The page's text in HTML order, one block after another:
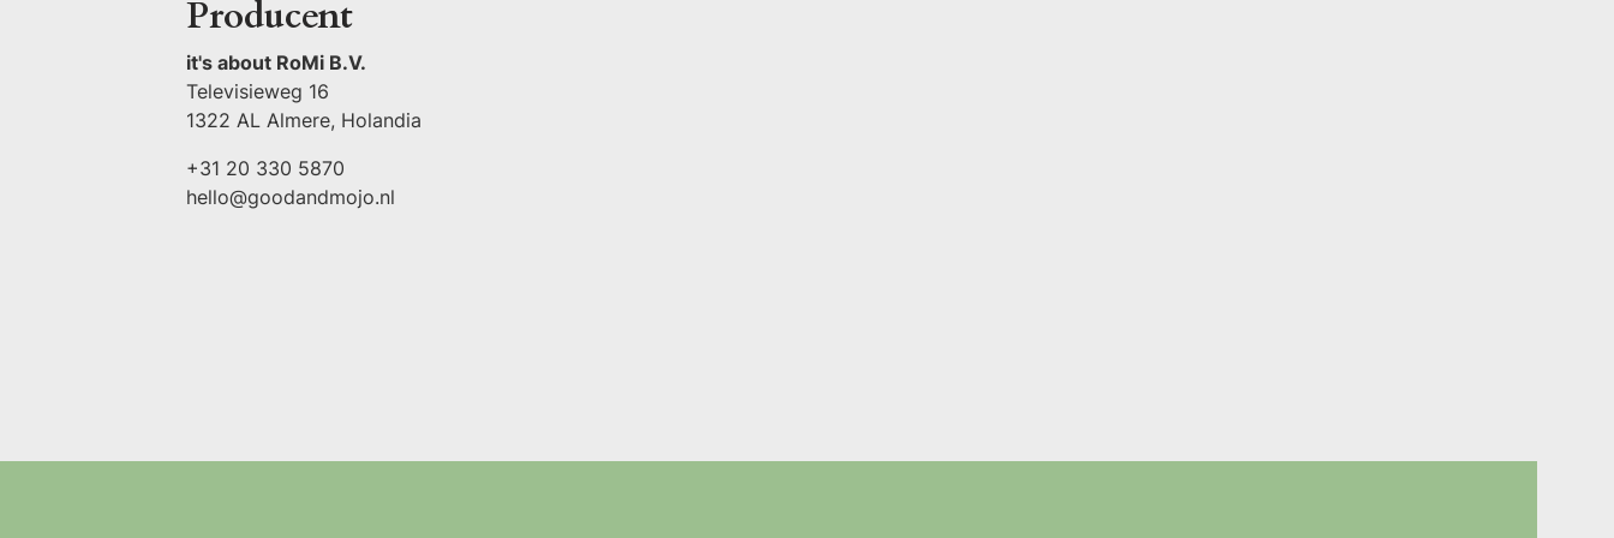
Producent
it's about RoMi B.V.
Televisieweg 16
1322 AL Almere, Holandia
+31 20 330 5870
hello@goodandmojo.nl